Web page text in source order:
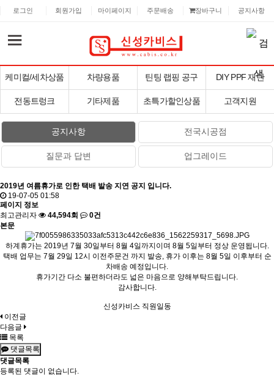
로그인 회원가입 마이페이지 주문배송 장바구니 공지사항
케미컬/세차상품 차량용품 틴팅 랩핑 공구 DIY PPF 재단
전동트렁크 기타제품 초특가할인상품 고객지원
공지사항 전국시공점
질문과 답변 업그레이드
2019년 여름휴가로 인한 택배 발송 지연 공지 입니다.
19-07-05 01:58
페이지 정보
최고관리자
44,594회
0건
본문
하계휴가는 2019년 7월 30일부터 8월 4일까지이며 8월 5일부터 정상 운영됩니다.
택배 업무는 7월 29일 12시 이전주문건 까지 발송, 휴가 이후는 8월 5일 이후부터 순
차배송 예정입니다.
휴가기간 다소 불편하더라도 넓은 마음으로 양해부탁드립니다.
감사합니다.
신성카비스 직원일동
이전글
다음글
목록
댓글목록
댓글목록
등록된 댓글이 없습니다.